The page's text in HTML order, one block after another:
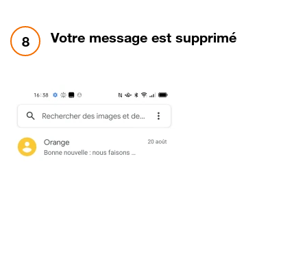
8 étape 8:
Votre message est supprimé